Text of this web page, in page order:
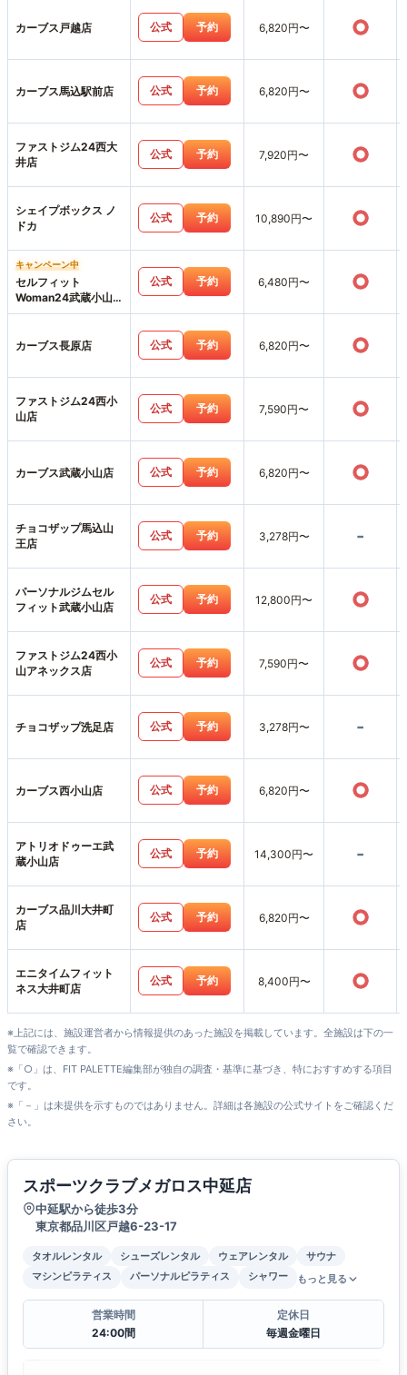
カーブス戸越店 公式 予約 6,820円〜 ○
カーブス馬込駅前店 公式 予約 6,820円〜 ○
ファストジム24西大
井店
公式 予約 7,920円〜 ○
シェイプボックス ノ
ドカ
公式 予約 10,890円〜 ○
キャンペーン中
セルフィット
Woman24武蔵小山
店
公式 予約 6,480円〜 ○
カーブス長原店 公式 予約 6,820円〜 ○
ファストジム24西小
山店
公式 予約 7,590円〜 ○
カーブス武蔵小山店 公式 予約 6,820円〜 ○
チョコザップ馬込山
王店
公式 予約 3,278円〜 -
パーソナルジムセル
フィット武蔵小山店
公式 予約 12,800円〜 ○
ファストジム24西小
山アネックス店
公式 予約 7,590円〜 ○
チョコザップ洗足店 公式 予約 3,278円〜 -
カーブス西小山店 公式 予約 6,820円〜 ○
アトリオドゥーエ武
蔵小山店
公式 予約 14,300円〜 -
カーブス品川大井町
店
公式 予約 6,820円〜 ○
エニタイムフィット
ネス大井町店
公式 予約 8,400円〜 ○
※上記には、施設運営者から情報提供のあった施設を掲載しています。全施設は下の一
覧で確認できます。
※「○」は、FIT PALETTE編集部が独自の調査・基準に基づき、特におすすめする項目
です。
※「－」は未提供を示すものではありません。詳細は各施設の公式サイトをご確認くだ
さい。
スポーツクラブメガロス中延店
中延駅から徒歩3分
東京都品川区戸越6-23-17
タオルレンタル シューズレンタル ウェアレンタル
サウナ
マシンピラティス
パーソナルピラティス シャワー もっと見る
営業時間
24:00間
定休日
毎週金曜日